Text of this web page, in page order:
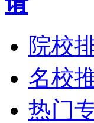
院校
名校
热门